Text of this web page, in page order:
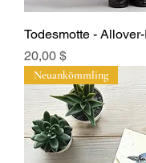
Todesmotte -
Preis
20,00 $
Neuankömmling